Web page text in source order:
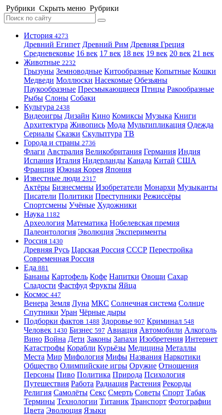
Рубрики Скрыть меню Рубрики
История 4273
Древний Египет Древний Рим Древняя Греция
Средневековье 16 век 17 век 18 век 19 век 20 век 21 век
Животные 2232
Грызуны Земноводные Китообразные Копытные Кошки
Медведи Моллюски Насекомые Обезьяны
Паукообразные Пресмыкающиеся Птицы Ракообразные
Рыбы Слоны Собаки
Культура 2438
Видеоигры Дизайн Кино Комиксы Музыка Книги
Архитектура Живопись Мода Мультипликация Одежда
Сериалы Сказки Скульптура ТВ
Города и страны 2736
Флаги Австралия Великобритания Германия Индия
Испания Италия Нидерланды Канада Китай США
Франция Южная Корея Япония
Известные люди 2317
Актёры Бизнесмены Изобретатели Монархи Музыканты
Писатели Политики Преступники Режиссёры
Спортсмены Учёные Художники
Наука 1182
Археология Математика Нобелевская премия
Палеонтология Эволюция Эксперименты
Россия 1430
Древняя Русь Царская Россия СССР Перестройка
Современная Россия
Еда 881
Бананы Картофель Кофе Напитки Овощи Сахар
Сладости Фастфуд Фрукты Яйца
Космос 447
Венера Земля Луна МКС Солнечная система Солнце
Спутники Уран Чёрные дыры
Подборки фактов 1488 Здоровье 907 Криминал 548
Человек 1430 Бизнес 597 Авиация Автомобили Алкоголь
Вино Война Дети Законы Запахи Изобретения Интернет
Катастрофы Корабли Курьёзы Медицина Металлы
Места Мир Мифология Мифы Названия Наркотики
Общество Олимпийские игры Оружие Отношения
Персоны Пиво Политика Природа Психология
Путешествия Работа Радиация Растения Рекорды
Религия Самолёты Секс Смерть Советы Спорт Табак
Термины Технологии Титаник Транспорт Фотографии
Цвета Эволюция Языки